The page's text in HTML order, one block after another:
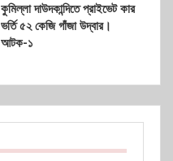
কুমিল্লা দাউদকান্দিতে প্রাইভেট কার
ভর্তি ৫২ কেজি গাঁজা উদ্বার।
আটক-১